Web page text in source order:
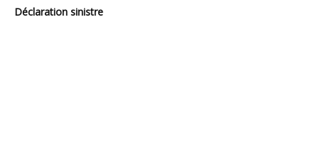
Déclaration sinistre